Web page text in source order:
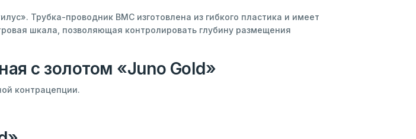
Трубка-проводник ВМС изготовлена из гибкого пластика и имеет
шкала, позволяющая контролировать глубину размещения
с золотом «Juno Gold»
контрацепции.